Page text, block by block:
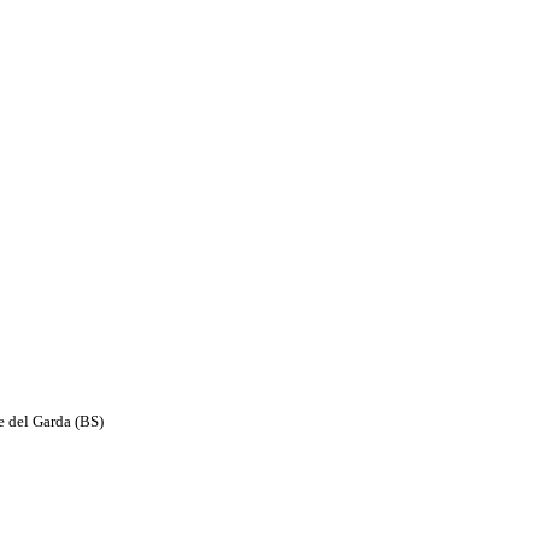
del Garda (BS)